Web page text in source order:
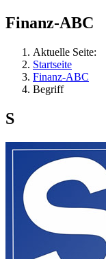
Finanz-ABC
Aktuelle Seite:
Startseite
Finanz-ABC
Begriff
S